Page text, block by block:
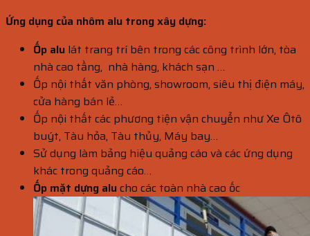
Ứng dụng của nhôm alu trong xây dựng:
Ốp alu lát trang trí bên trong các công trình lớn, tòa
nhà cao tầng, nhà hàng, khách sạn …
Ốp nội thất văn phòng, showroom, siêu thị điện máy,
cửa hàng bán lẻ…
Ốp nội thất các phương tiện vận chuyển như Xe Ôtô
buýt, Tàu hỏa, Tàu thủy, Máy bay…
Sử dụng làm bảng hiệu quảng cáo và các ứng dụng
khác trong quảng cáo…
Ốp mặt dựng alucho các toàn nhà cao ốc